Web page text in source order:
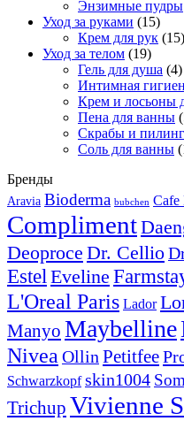
Энзимные пудры
Уход за руками (15)
Крем для рук (15)
Уход за телом (19)
Гель для душа (4)
Интимная
Крем и лосьоны
Пена для ванны
Скрабы и
Соль для ванны
Бренды
Aravia Bioderma bubchen Cafe
Compliment
Deoproce Dr. Cellio
EstelEveline
L'Oreal Paris Lador
Manyo Maybelline
Nivea Ollin Petitfee
Schwarzkopf skin1004
Trichup Vivienne